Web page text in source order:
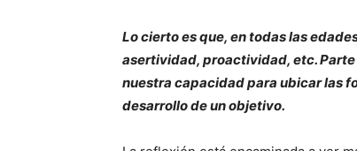
Lo cierto es que, en todas las
asertividad, proactividad, etc.
nuestra capacidad para ubicar las
desarrollo de un objetivo.